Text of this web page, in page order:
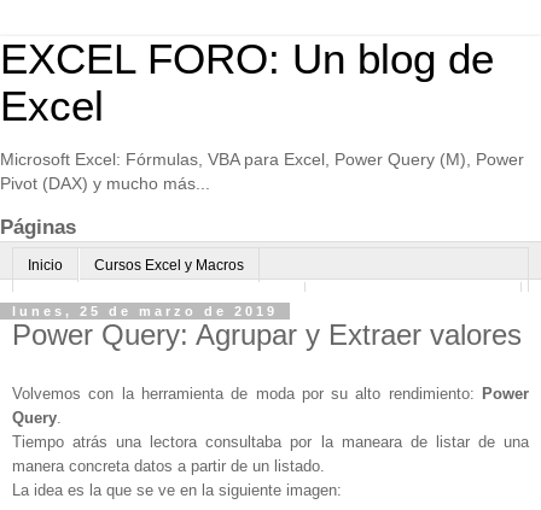
EXCEL FORO: Un blog de
Excel
Microsoft Excel: Fórmulas, VBA para Excel, Power Query (M), Power
Pivot (DAX) y mucho más...
Páginas
Inicio Cursos Excel y Macros
Excel Avanzado online-Microsoft Teams
Normas de uso Algo sobre mi
lunes, 25 de marzo de 2019
Power Query: Agrupar y Extraer valores
Volvemos con la herramienta de moda por su alto rendimiento: Power
Query
Tiempo atrás una lectora consultaba por la maneara de listar de una
manera concreta datos a partir de un listado.
La idea es la que se ve en la siguiente imagen: